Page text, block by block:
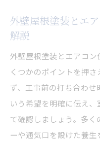
外壁屋根塗装とエ
解説
外壁屋根塗装とエアコ
くつかのポイントを押
ず、工事前の打ち合わ
いう希望を明確に伝え
て確認しましょう。多
ーや通気口を設けた養生